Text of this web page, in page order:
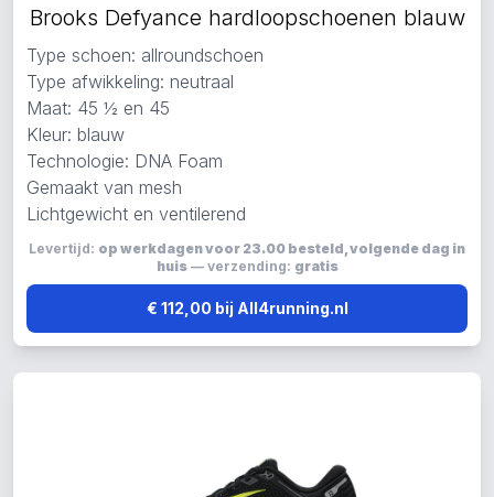
Brooks Defyance hardloopschoenen blauw
Type schoen: allroundschoen
Type afwikkeling: neutraal
Maat: 45 ½ en 45
Kleur: blauw
Technologie: DNA Foam
Gemaakt van mesh
Lichtgewicht en ventilerend
Levertijd: op werkdagen voor 23.00 besteld, volgende dag in
huis— verzending: gratis
€ 112,00 bij All4running.nl